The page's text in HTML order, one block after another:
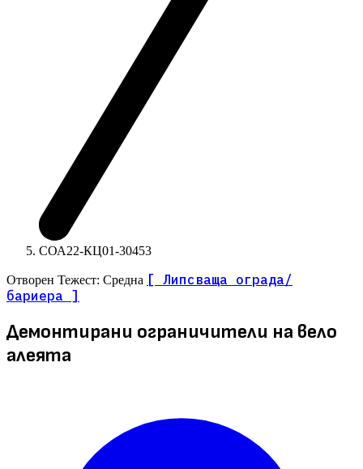
СОА22-КЦ01-30453
Отворен Тежест: Средна [ Липсваща ограда/
бариера ]
Демонтирани ограничители на вело
алеята